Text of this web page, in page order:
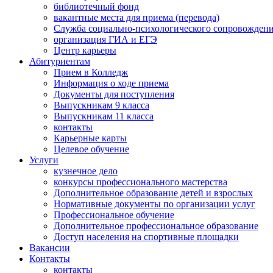
библиотечный фонд
вакантные места для приема (перевода)
Служба социально-психологического
организация ГИА и ЕГЭ
Центр карьеры
Абитуриентам
Прием в Колледж
Информация о ходе приема
Документы для поступления
Выпускникам 9 класса
Выпускникам 11 класса
контакты
Карьерные карты
Целевое обучение
Услуги
кузнечное дело
конкурсы профессионального мастерства
Дополнительное образование детей и взрослых
Нормативные документы по организации услуг
Профессиональное обучение
Дополнительное профессиональное образование
Доступ населения на спортивные площадки
Вакансии
Контакты
контакты